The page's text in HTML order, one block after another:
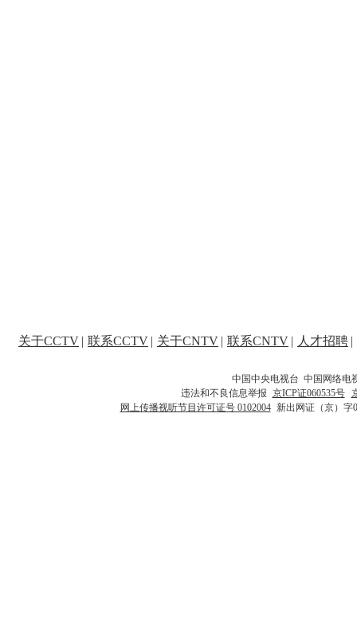
关于CCTV | 联系CCTV | 关于CNTV | 联系CNTV | 人才招聘 |
中国中央电视台 中国网络电
违法和不良信息举报 京ICP证060535号
网上传播视听节目许可证号 0102004 新出网证（京）